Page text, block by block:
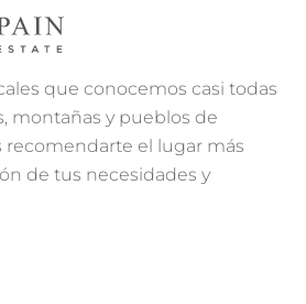
que conocemos casi todas
montañas y pueblos de
recomendarte el lugar más
de tus necesidades y